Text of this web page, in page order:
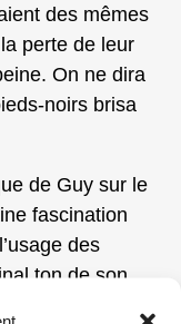
des mêmes
perte de leur
On ne dira
noirs brisa
de Guy sur le
fascination
des
ton de son
la musique de